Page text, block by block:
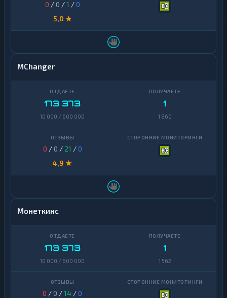
0 / 0 /1 /0
5,0 ★
MChanger
173 373
10 000 / 600 000
1
1 860
0 / 0 / 21 /0
4,9 ★
Монеткинс
173 373
10 000 / 600 000
1
1 562
0 / 0 /14 /0